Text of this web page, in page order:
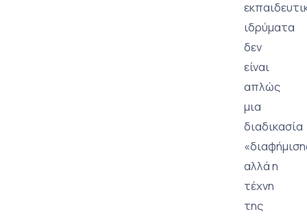
ιδρύματα
δεν
είναι
απλώς
μια
διαδικασία
αλλά η
τέχνη
της